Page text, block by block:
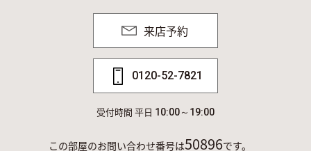
来店予約
0120-52-7821
受付時間 平日 10:00～19:00
この部屋のお問い合わせ番号は50896です。